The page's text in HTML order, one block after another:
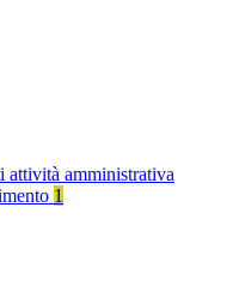
attività amministrativa
1